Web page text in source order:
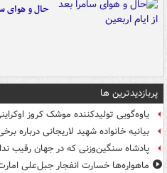
حال و هوای
پربازدیدترین ها
یاوه‌گویی تولیدکننده موشک کروز
بیانیه خانواده شهید لاریجانی درباره
پادشاه سنگین‌وزنی که در جهان رقیب
ماهواره‌ها خسارت انفجار جبل‌علی امارت